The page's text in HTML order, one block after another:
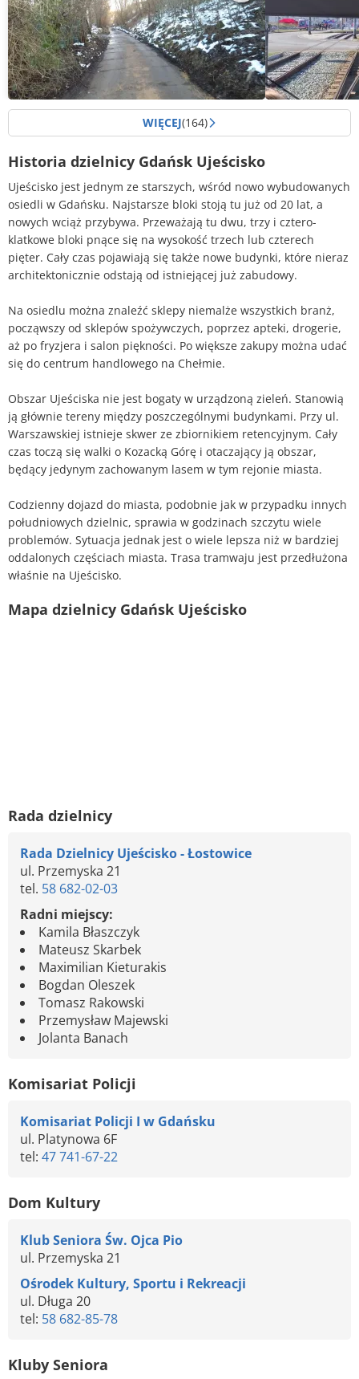
Przejazd dolnym odcinkiem ul.
Lema
(78)
Ujeścisko
WIĘCEJ(164)
Historia dzielnicy Gdańsk Ujeścisko
Ujeścisko jest jednym ze starszych, wśród nowo wybudowanych
osiedli w Gdańsku. Najstarsze bloki stoją tu już od 20 lat, a
nowych wciąż przybywa. Przeważają tu dwu, trzy i cztero-
klatkowe bloki pnące się na wysokość trzech lub czterech
pięter. Cały czas pojawiają się także nowe budynki, które nieraz
architektonicznie odstają od istniejącej już zabudowy.
Na osiedlu można znaleźć sklepy niemalże wszystkich branż,
począwszy od sklepów spożywczych, poprzez apteki, drogerie,
aż po fryzjera i salon piękności. Po większe zakupy można udać
się do centrum handlowego na Chełmie.
Obszar Ujeściska nie jest bogaty w urządzoną zieleń. Stanowią
ją głównie tereny między poszczególnymi budynkami. Przy ul.
Warszawskiej istnieje skwer ze zbiornikiem retencyjnym. Cały
czas toczą się walki o Kozacką Górę i otaczający ją obszar,
będący jedynym zachowanym lasem w tym rejonie miasta.
Codzienny dojazd do miasta, podobnie jak w przypadku innych
południowych dzielnic, sprawia w godzinach szczytu wiele
problemów. Sytuacja jednak jest o wiele lepsza niż w bardziej
oddalonych częściach miasta. Trasa tramwaju jest przedłużona
właśnie na Ujeścisko.
Mapa dzielnicy Gdańsk Ujeścisko
Rada dzielnicy
Rada Dzielnicy Ujeścisko - Łostowice
ul. Przemyska 21
tel. 58 682-02-03
Radni miejscy:
Kamila Błaszczyk
Mateusz Skarbek
Maximilian Kieturakis
Bogdan Oleszek
Tomasz Rakowski
Przemysław Majewski
Jolanta Banach
Komisariat Policji
Komisariat Policji I w Gdańsku
ul. Platynowa 6F
tel: 47 741-67-22
Dom Kultury
Klub Seniora Św. Ojca Pio
ul. Przemyska 21
Ośrodek Kultury, Sportu i Rekreacji
ul. Długa 20
tel: 58 682-85-78
Kluby Seniora